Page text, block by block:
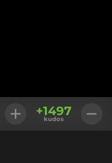
+1497
kudos